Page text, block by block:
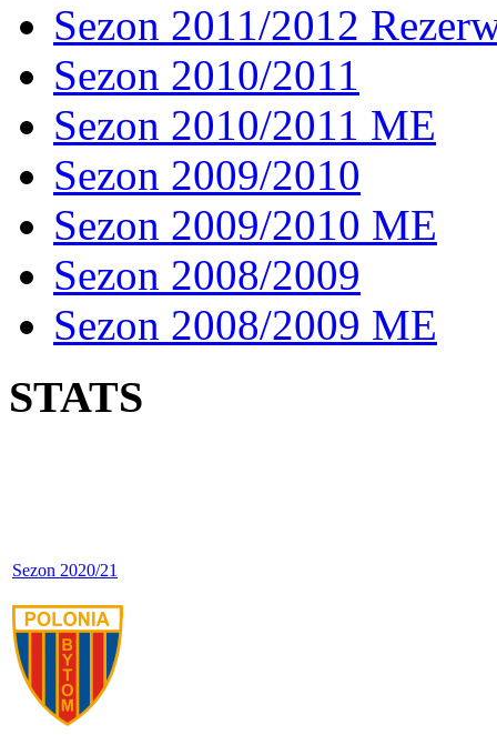
Sezon 2011/2012
Sezon 2010/2011
Sezon 2010/2011 ME
Sezon 2009/2010
Sezon 2009/2010 ME
Sezon 2008/2009
Sezon 2008/2009 ME
STATS
Sezon 2020/21